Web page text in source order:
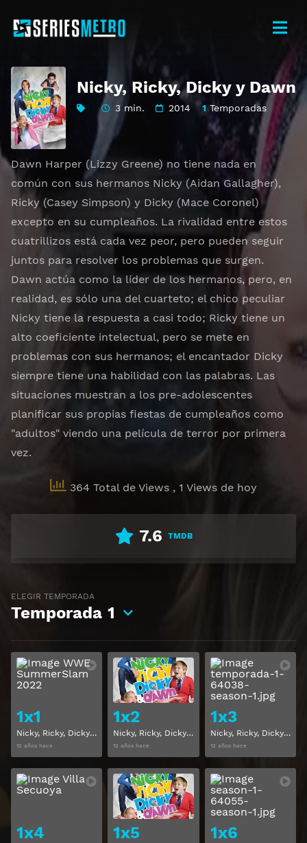
Nicky, Ricky, Dicky y Dawn
3 min. 2014 1Temporadas
Dawn Harper (Lizzy Greene) no tiene nada en
común con sus hermanos Nicky (Aidan Gallagher),
Ricky (Casey Simpson) y Dicky (Mace Coronel)
excepto en su cumpleaños. La rivalidad entre estos
cuatrillizos está cada vez peor, pero pueden seguir
juntos para resolver los problemas que surgen.
Dawn actúa como la líder de los hermanos, pero, en
realidad, es sólo una del cuarteto; el chico peculiar
Nicky tiene la respuesta a casi todo; Ricky tiene un
alto coeficiente intelectual, pero se mete en
problemas con sus hermanos; el encantador Dicky
siempre tiene una habilidad con las palabras. Las
situaciones muestran a los pre-adolescentes
planificar sus propias fiestas de cumpleaños como
"adultos" viendo una película de terror por primera
vez.
364 Total de Views , 1 Views de hoy
7.6 TMDB
ELEGIR TEMPORADA
Temporada 1
1x1
Nicky, Ricky, Dicky y Dawn Temporada 1 Capitulo 1
12 años hace
Ver
1x2
Nicky, Ricky, Dicky y Dawn Temporada 1 Capitulo 2
12 años hace
Ver
1x3
Nicky, Ricky, Dicky y Dawn Temporada 1 Capitulo 3
12 años hace
1x4
Ver
1x5
Ver
1x6